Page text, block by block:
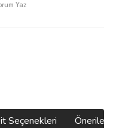
Yaz
Seçenekleri